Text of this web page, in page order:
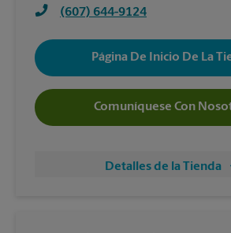
(607) 644-9124
Página De Inicio De La
Comuníquese Con
Detalles de la Tienda